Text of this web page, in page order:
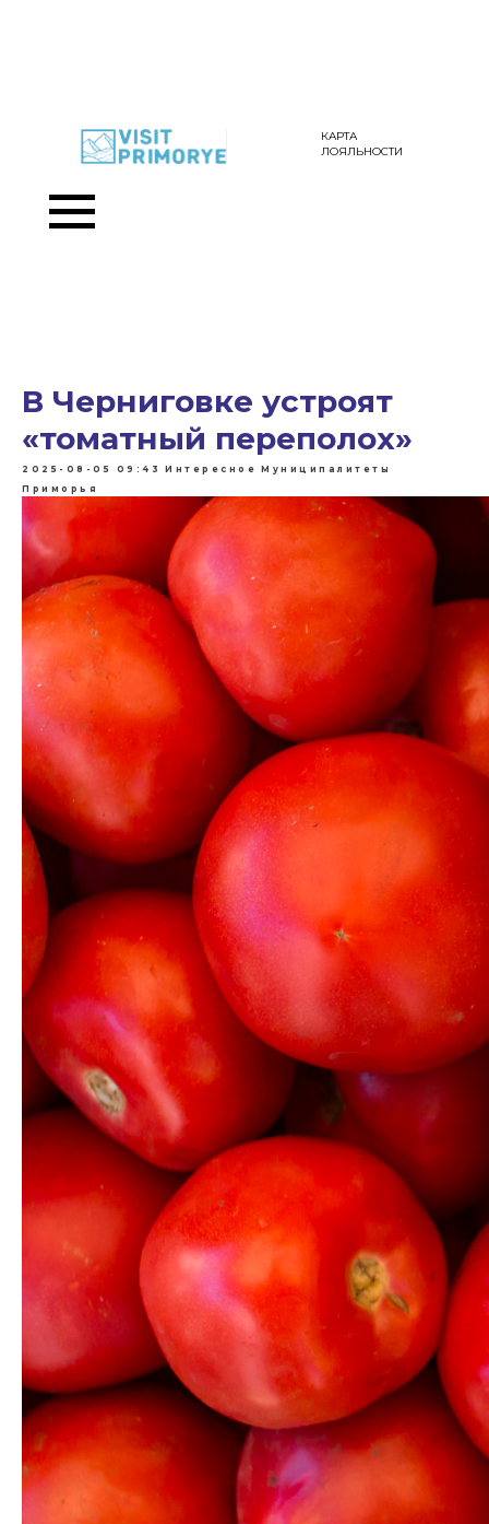
КАРТА
ЛОЯЛЬНОСТИ
В Черниговке устроят
«томатный переполох»
2025-08-05 09:43 Интересное Муниципалитеты
Приморья